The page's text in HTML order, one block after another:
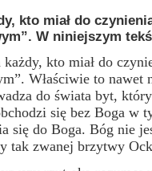
kto miał do
W niniejszym
kto miał do
Właściwie to nawet
do świata byt,
się bez Boga w
się do Boga. Bóg nie
tak zwanej brzytwy